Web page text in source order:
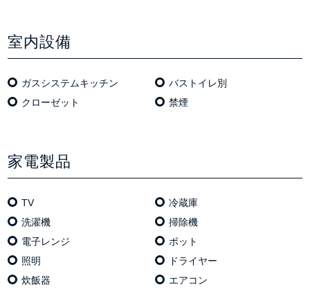
室内設備
ガスシステムキッチン
バストイレ別
クローゼット
禁煙
家電製品
TV
冷蔵庫
洗濯機
掃除機
電⼦レンジ
ポット
照明
ドライヤー
炊飯器
エアコン